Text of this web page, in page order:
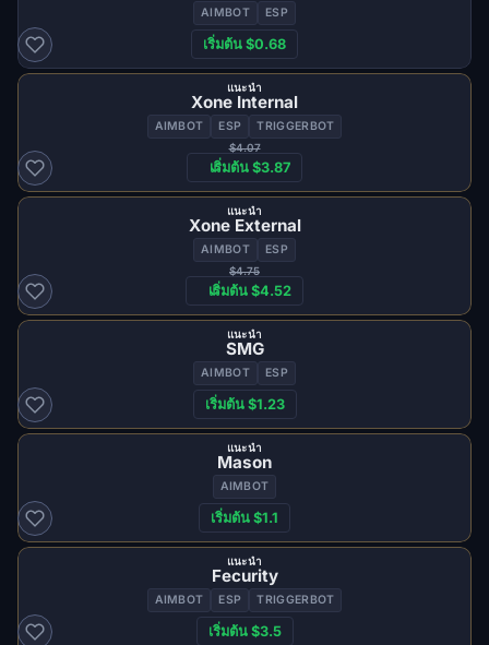
AIMBOT ESP
เริ่มต้น $0.68
แนะนำ
Xone Internal
AIMBOT ESP TRIGGERBOT
$4.07
เริ่มต้น $3.87
แนะนำ
Xone External
AIMBOT ESP
$4.75
เริ่มต้น $4.52
แนะนำ
SMG
AIMBOT ESP
เริ่มต้น $1.23
แนะนำ
Mason
AIMBOT
เริ่มต้น $1.1
แนะนำ
Fecurity
AIMBOT ESP TRIGGERBOT
เริ่มต้น $3.5